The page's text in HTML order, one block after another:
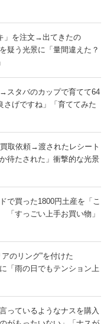
」を注文→出てきたの
う光景に「量間違えた？
スタバのカップで育てて64
げですね」「育ててみた
取依頼→渡されたレシート
たされた」衝撃的な光景
で買った1800円土産を「こ
すっごい上手お買い物」
のリング”を付けた
雨の日でもテンション上
っているようなナスを購入